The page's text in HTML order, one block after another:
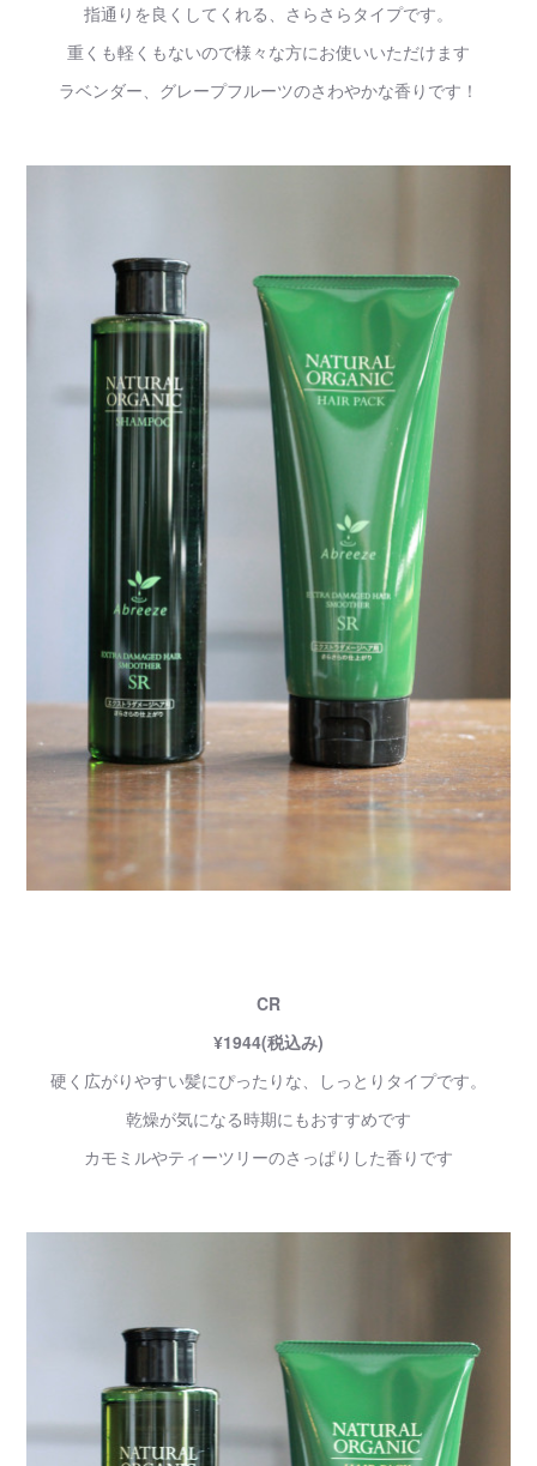
指通りを良くしてくれる、さらさらタイプです。
重くも軽くもないので様々な方にお使いいただけます
ラベンダー、グレープフルーツのさわやかな香りです！
CR
¥1944(税込み)
硬く広がりやすい髪にぴったりな、しっとりタイプです。
乾燥が気になる時期にもおすすめです
カモミルやティーツリーのさっぱりした香りです